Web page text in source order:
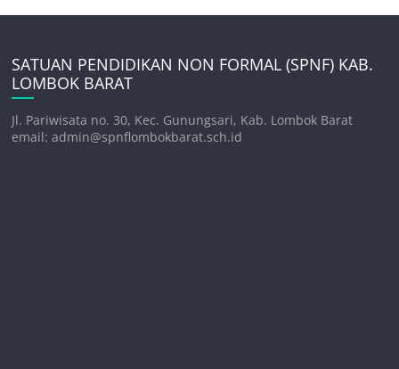
SATUAN PENDIDIKAN NON FORMAL (SPNF) KAB.
LOMBOK BARAT
Jl. Pariwisata no. 30, Kec. Gunungsari, Kab. Lombok Barat
email: admin@spnflombokbarat.sch.id